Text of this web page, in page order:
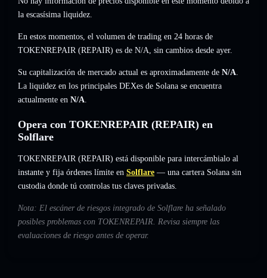
la escasísima liquidez.
En estos momentos, el volumen de trading en 24 horas de
TOKENREPAIR (REPAIR) es de N/A, sin cambios desde ayer.
Su capitalización de mercado actual es aproximadamente de N/A.
La liquidez en los principales DEXes de Solana se encuentra
actualmente en N/A.
Opera con TOKENREPAIR (REPAIR) en
Solflare
TOKENREPAIR (REPAIR) está disponible para intercámbialo al
instante y fija órdenes límite en Solflare — una cartera Solana sin
custodia donde tú controlas tus claves privadas.
Nota: El escáner de riesgos integrado de Solflare ha señalado
posibles problemas con TOKENREPAIR. Revisa siempre las
evaluaciones de riesgo antes de operar.